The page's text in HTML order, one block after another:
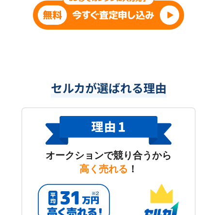
セルカが選ばれる理由
オークションで競り合うから
高く売れる ！